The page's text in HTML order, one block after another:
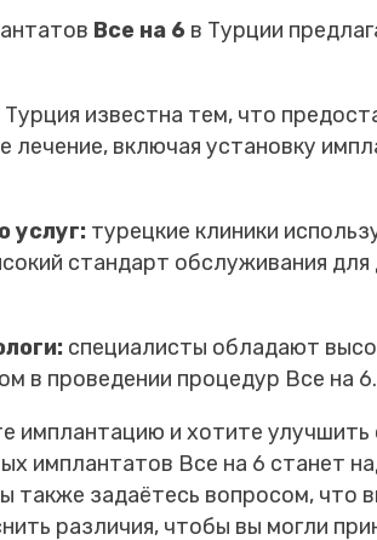
Все на 6 в Турции
Турция известна тем, что
лечение, включая установку
услуг:турецкие клиники
стандарт обслуживания
специалисты обладают
в проведении процедур Все на 6.
имплантацию и хотите улучшить
имплантатов Все на 6 станет
также задаётесь вопросом, что
различия, чтобы вы могли